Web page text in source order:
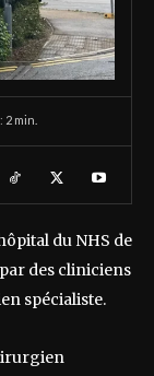
2 min.
du NHS de
des cliniciens
spécialiste.